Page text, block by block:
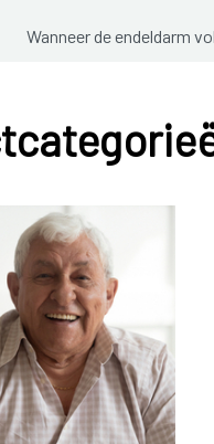
Wanneer de endeldarm
ontspannen we de
Bij het ophouden van
van spieren die het